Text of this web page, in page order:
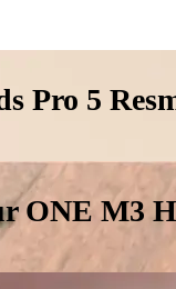
Pro 5
ONE M3